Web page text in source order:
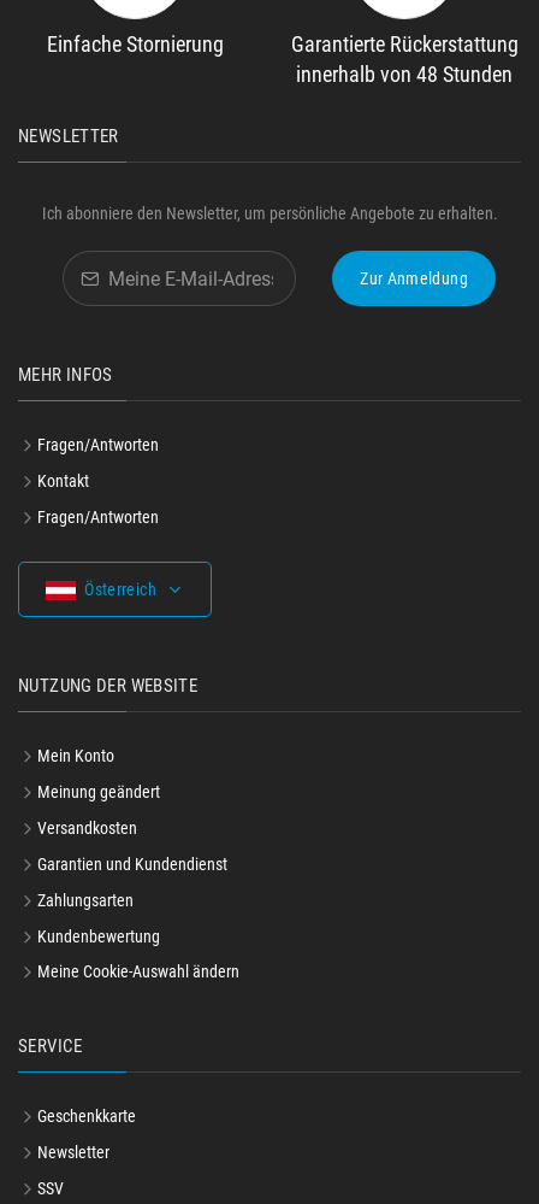
Einfache Stornierung
Garantierte Rückerstattung
innerhalb von 48 Stunden
NEWSLETTER
Ich abonniere den Newsletter, um persönliche Angebote zu erhalten.
Zur Anmeldung
MEHR INFOS
Fragen/Antworten
Kontakt
Fragen/Antworten
Österreich
NUTZUNG DER WEBSITE
Mein Konto
Meinung geändert
Versandkosten
Garantien und Kundendienst
Zahlungsarten
Kundenbewertung
Meine Cookie-Auswahl ändern
SERVICE
Geschenkkarte
Newsletter
SSV